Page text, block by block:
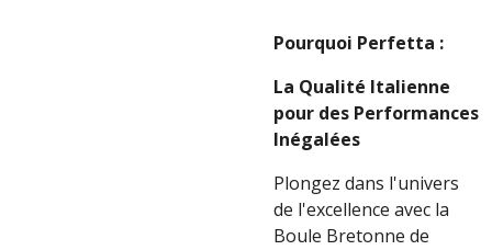
Pourquoi Perfetta :
La Qualité Italienne
pour des Performances
Inégalées
Plongez dans l'univers
de l'excellence avec la
Boule Bretonne de